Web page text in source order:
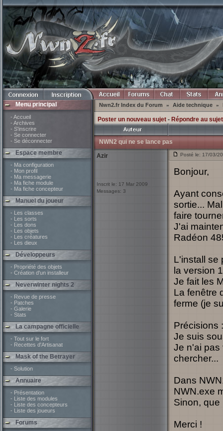
Menu principal
- Accueil
- Archives
- S'inscrire
- Se connecter
- Se déconnecter
Espace membre
- Ma configuration
- Mon profil
- Ma messagerie
- Ma fiche module
- Ma fiche concepteur
Manuel du joueur
- Les classes
- Les sorts
- Les dons
- Les objets
- Les créatures
- Les dieux
Développeurs
- Propriété des objets
- Création d'un installeur
Neverwinter nights 2
- Revue de presse
- Patches
- Galerie
- Stats
La campagne officielle
- Tout sur le fort
- Recettes d'Artisanat
Mask of the Betrayer
- Solution
Annuaire
- Présentation
- Liste des modules
- Liste des concepteurs
- Liste des joueurs
Forums
Nwn2.fr Index du Forum » Aide technique »
Poster un nouveau sujet- Répondre au sujet
NWN2 qui ne se lance pas
Azir
Inscrit le: 17 Mar 2009
Messages: 3
Posté le: 17/03/
Bonjour,
Ayant
sortie...
faire
J'ai
Radéon
L'install se
la version
Je fait les
La fenêtre
ferme (je
Précisions
Je suis
Je n'ai pas
chercher...
Dans
NWN.exe
Sinon, que
Merci !